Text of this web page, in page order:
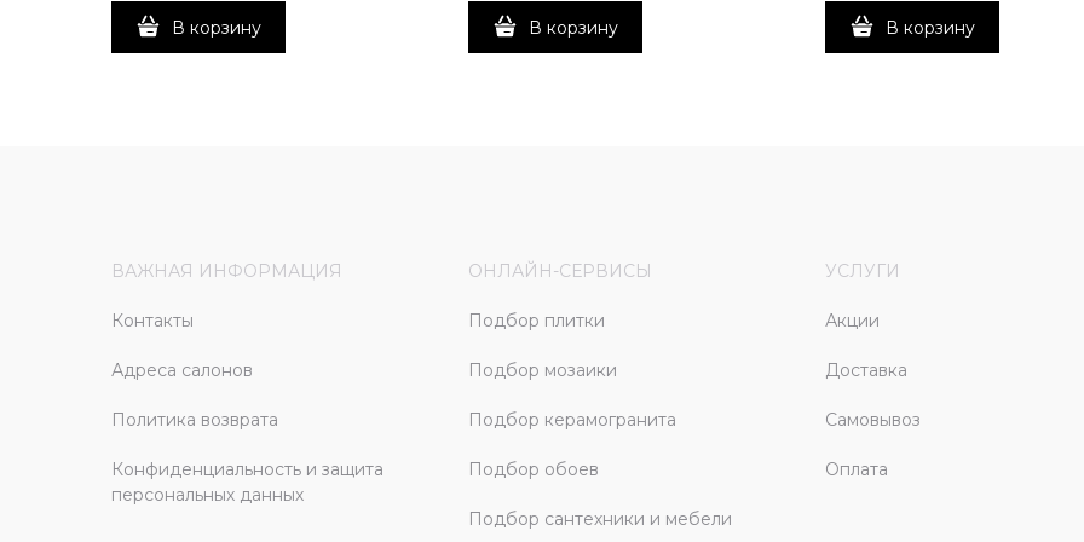
В корзину В корзину В корзину
ВАЖНАЯ ИНФОРМАЦИЯ
Контакты
Адреса салонов
Политика возврата
Конфиденциальность и защита
персональных данных
ОНЛАЙН-СЕРВИСЫ
Подбор плитки
Подбор мозаики
Подбор керамогранита
Подбор обоев
Подбор сантехники и мебели
УСЛУГИ
Акции
Доставка
Самовывоз
Оплата